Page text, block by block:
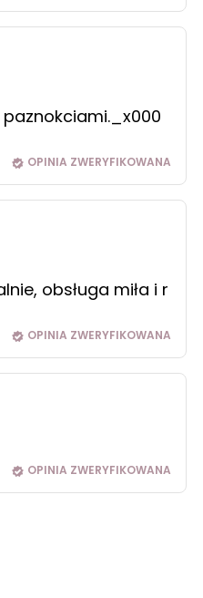
OPINIA ZWERYFIKOWANA
obsługa miła i r
OPINIA ZWERYFIKOWANA
OPINIA ZWERYFIKOWANA